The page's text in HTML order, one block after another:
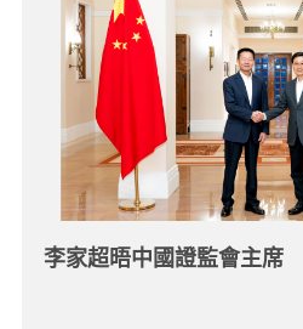
李家超晤中國證監會主席